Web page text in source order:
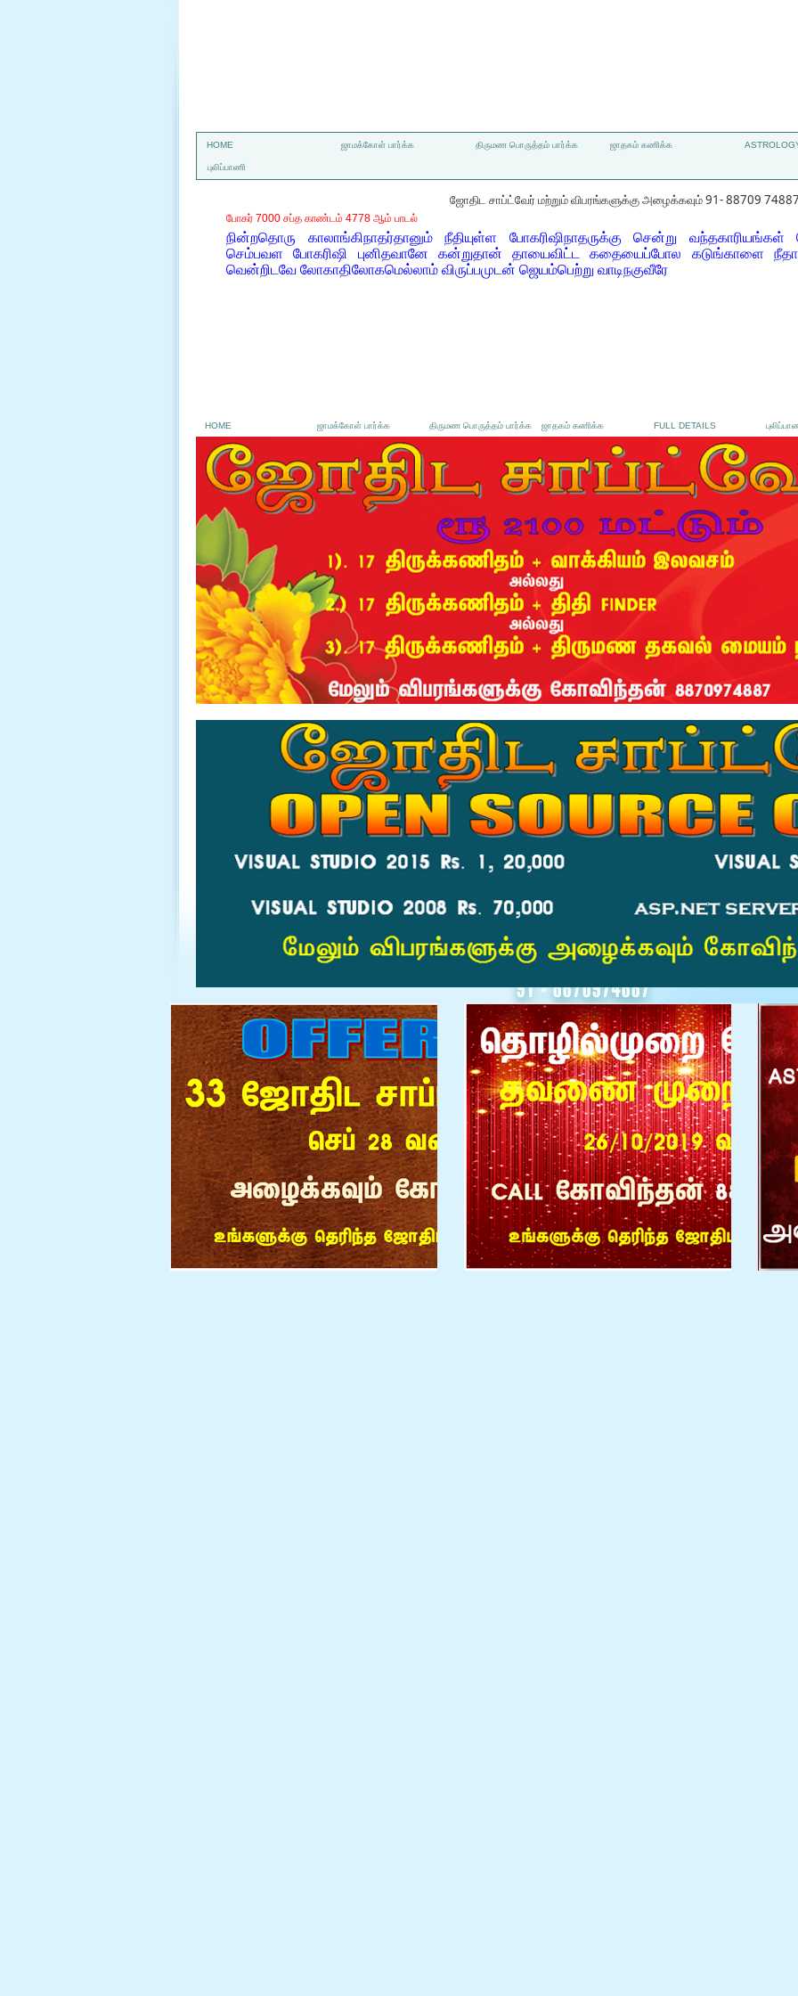
HOME ஜாமக்கோள் பார்க்க திருமண பொருத்தம் பார்க்க ஜாதகம் கணிக்க
புலிப்பாணி
ஜோதிட சாப்ட்வேர் மற்றும் விபரங்களுக்கு அழைக்கவும் 91- 88709
போகர் 7000 சப்த காண்டம் 4778 ஆம் பாடல்
நின்றதொரு காலாங்கிநாதர்தானும் நீதியுள்ள போகரிஷிநாதருக்கு சென்று
செம்பவள போகரிஷி புனிதவானே கன்றுதான் தாயைவிட்ட கதையைப்போல கடுங்காளை
வென்றிடவே லோகாதிலோகமெல்லாம் விருப்பமுடன் ஜெயம்பெற்று வாடிநகுவீரே
HOME ஜாமக்கோள் பார்க்க திருமண பொருத்தம் பார்க்க ஜாதகம் கணிக்க FULL DETAILS